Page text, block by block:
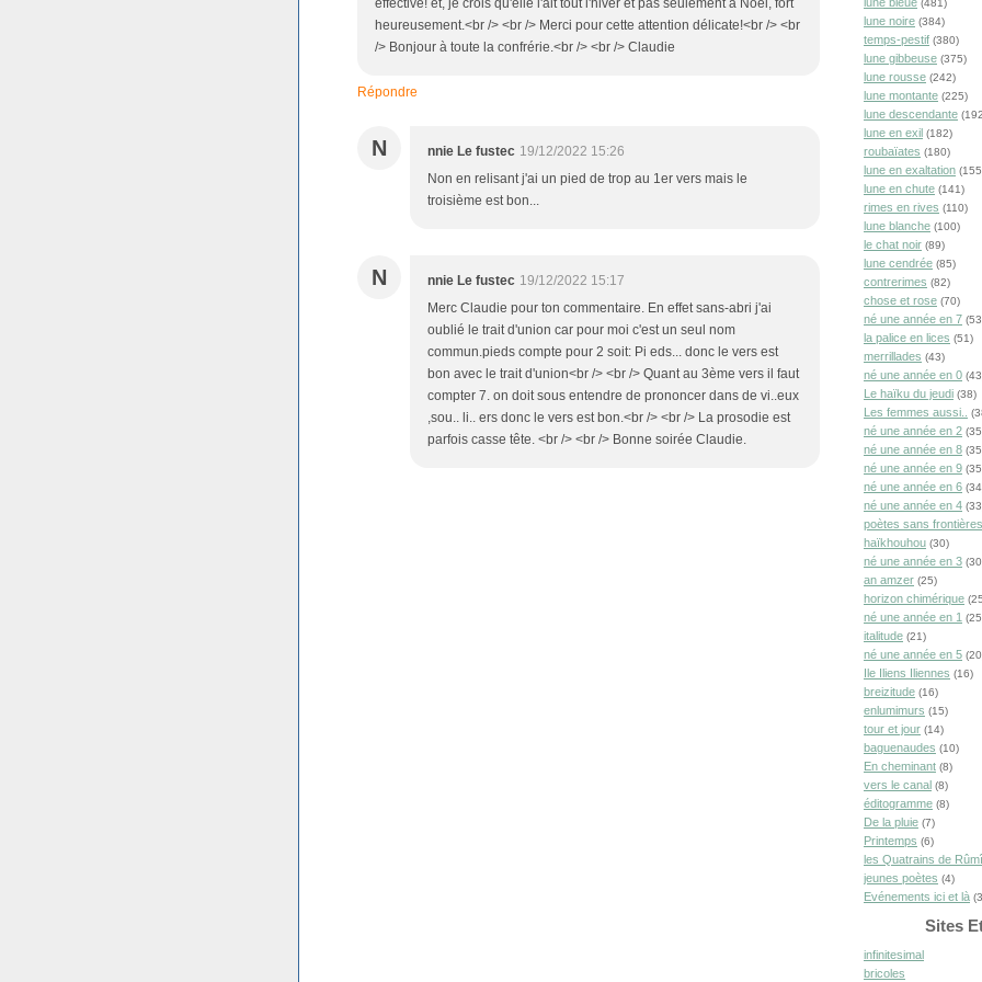
heureusement.<br /> <br /> Merci pour cette attention délicate!<br /> <br
/> Bonjour à toute la confrérie.<br /> <br /> Claudie
Répondre
N nnie Le fustec 19/12/2022 15:26
Non en relisant j'ai un pied de trop au 1er vers mais le
troisième est bon...
N nnie Le fustec 19/12/2022 15:17
Merc Claudie pour ton commentaire. En effet sans-abri j'ai
oublié le trait d'union car pour moi c'est un seul nom
commun.pieds compte pour 2 soit: Pi eds... donc le vers est
bon avec le trait d'union<br /> <br /> Quant au 3ème vers il faut
compter 7. on doit sous entendre de prononcer dans de vi..eux
,sou.. li.. ers donc le vers est bon.<br /> <br /> La prosodie est
parfois casse tête. <br /> <br /> Bonne soirée Claudie.
(481)
lune noire (384)
temps-pestif (380)
lune gibbeuse (375)
lune rousse (242)
lune montante (225)
lune descendante
lune en exil (182)
roubaïates (180)
lune en exaltation
lune en chute (141)
rimes en rives (110)
lune blanche (100)
le chat noir (89)
lune cendrée (85)
contrerimes (82)
chose et rose (70)
né une année en 7
la palice en lices (51)
merrillades (43)
né une année en 0
Le haïku du jeudi (38)
Les femmes aussi..
né une année en 2
né une année en 8
né une année en 9
né une année en 6
né une année en 4
poètes sans frontières
haïkhouhou (30)
né une année en 3
an amzer (25)
horizon chimérique
né une année en 1
italitude (21)
né une année en 5
Ile Iliens Iliennes (16)
breizitude (16)
enlumimurs (15)
tour et jour (14)
baguenaudes (10)
En cheminant (8)
vers le canal (8)
éditogramme (8)
De la pluie (7)
Printemps (6)
les Quatrains de Rûmî
jeunes poètes (4)
Evénements ici et là
Sites
infinitesimal
bricoles